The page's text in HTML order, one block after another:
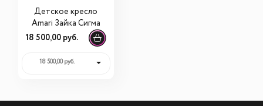
Детское кресло
Amari Зайка Сигма
18 500,00 руб.
18 500,00 руб.